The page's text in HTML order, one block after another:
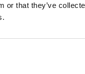
or that they’ve
ARCHITECTURE: